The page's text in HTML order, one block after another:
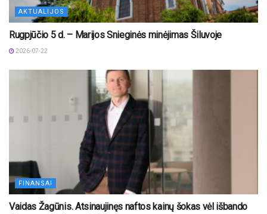
AKTUALIJOS
Rugpjūčio 5 d. – Marijos Snieginės minėjimas Šiluvoje
2026-07-22
FINANSAI
Vaidas Žagūnis. Atsinaujinęs naftos kainų šokas vėl išbando